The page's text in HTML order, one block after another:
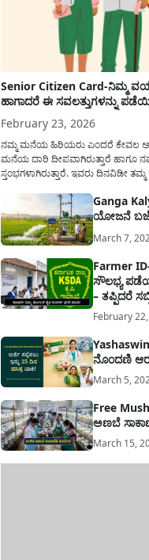
Senior Citizen Card-ನಿಮ್ಮ
ಹಾಗಾದರೆ ಈ ಸವಲತ್ತುಗಳನ್ನು
February 23, 2026
ನಮ್ಮ ಮನೆಯ ಹಿರಿಯರು ಎಂದರೆ ಕೇವಲ
ಮನೆಯ ದಾರಿ ದೀಪವಾಗಿರುತ್ತಾರೆ ಹಾಗೂ
ಸ್ತಂಭಗಳಾಗಿರುತ್ತಾರೆ. ಇವರು ದಿನವಿಡೀ ತಮ್ಮ
ನೆಮ್ಮದಿಯಿಂದ ಕಳೆಯಬೇಕೆಂಬುದು
ಸರ್ಕಾರವು ಹಿರಿಯ ನಾಗರಿಕರ ಗುರುತಿನ
Ganga
ಯೋಜನೆ
March 7,
Farmer
ಸೌಲಭ್ಯ
– ತಪ್ಪಿದರೆ
February
ನೊಂದಣಿ
March 5,
Free
ಅಣಬೆ
March 15,